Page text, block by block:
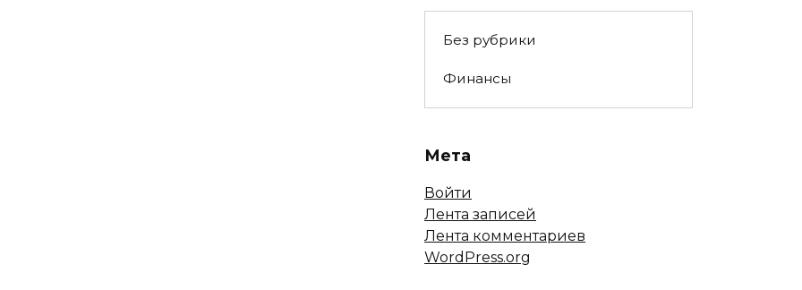
Без рубрики
Финансы
Мета
Войти
Лента записей
Лента комментариев
WordPress.org